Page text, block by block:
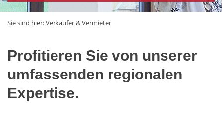
Sie sind hier:Verkäufer & Vermieter
Profitieren Sie von unserer
umfassenden regionalen
Expertise.